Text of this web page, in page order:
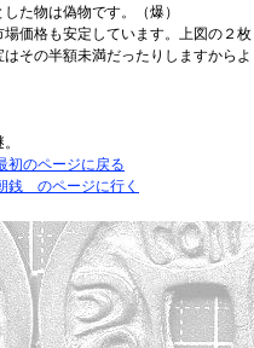
た物は偽物です。（爆）
価格も安定しています。上図の２
はその半額未満だったりしますから
のページに戻る
銭 のページに行く